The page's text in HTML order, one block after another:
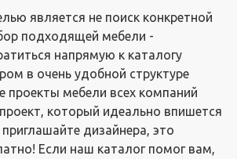
является не поиск конкретной
подходящей мебели -
напрямую к каталогу
в очень удобной структуре
проекты мебели всех компаний
который идеально впишется
дизайнера, это
Если наш каталог помог вам,